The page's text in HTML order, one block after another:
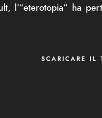
l’“eterotopia” ha
SCARICARE IL